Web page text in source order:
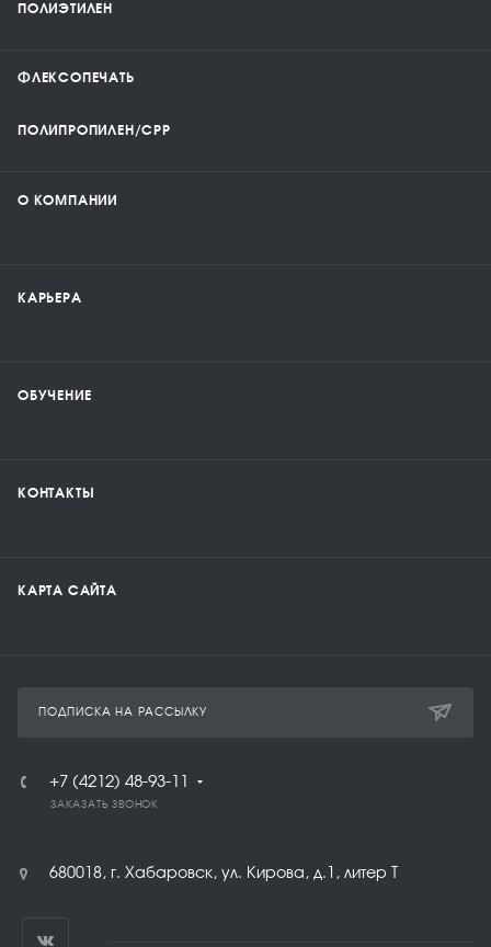
ПОЛИЭТИЛЕН
ФЛЕКСОПЕЧАТЬ
ПОЛИПРОПИЛЕН/CPP
О КОМПАНИИ
КАРЬЕРА
ОБУЧЕНИЕ
КОНТАКТЫ
КАРТА САЙТА
ПОДПИСКА НА РАССЫЛКУ
+7 (4212) 48-93-11
ЗАКАЗАТЬ ЗВОНОК
680018, г. Хабаровск, ул. Кирова, д.1, литер Т